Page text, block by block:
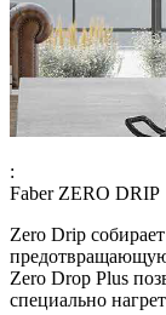
:
Faber ZERO DRIP
Zero Drip
Zero Drop Plus
специально